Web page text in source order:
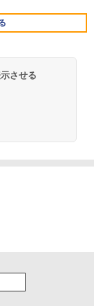
ノートパソコ
インチ 15.6型
日本語キーボ
付き 初
機能 超軽量 P
】AOPEN ゲ
ンチ IPS フル
165Hz 対応) 0.
Premiu
1.2 ス
タル版ビッグガ
させる